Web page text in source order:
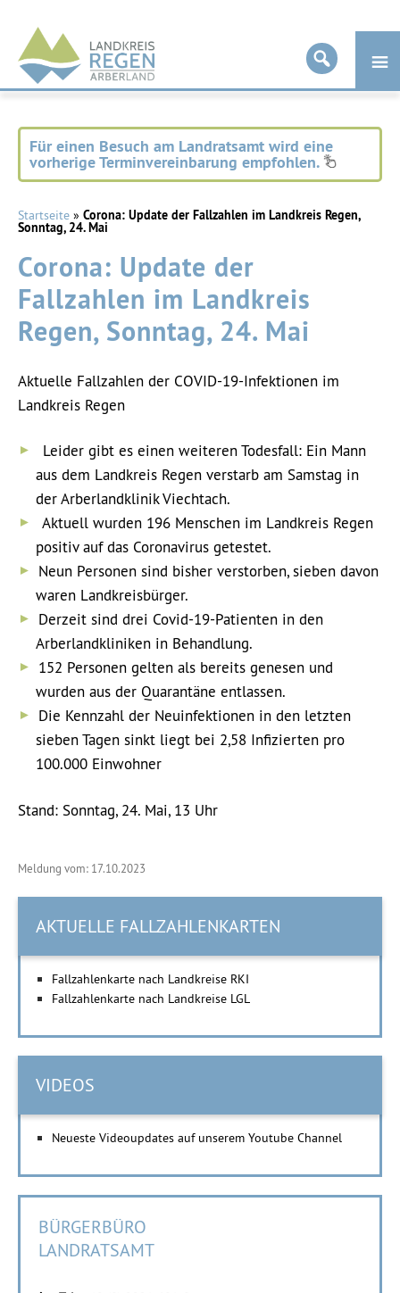
Landkreis
Regen
Für einen Besuch am Landratsamt wird eine
vorherige Terminvereinbarung empfohlen.
Startseite » Corona: Update der Fallzahlen im Landkreis Regen,
Sonntag, 24. Mai
Corona: Update der
Fallzahlen im Landkreis
Regen, Sonntag, 24. Mai
Aktuelle Fallzahlen der COVID-19-Infektionen im
Landkreis Regen
Leider gibt es einen weiteren Todesfall: Ein Mann
aus dem Landkreis Regen verstarb am Samstag in
der Arberlandklinik Viechtach.
Aktuell wurden 196 Menschen im Landkreis Regen
positiv auf das Coronavirus getestet.
Neun Personen sind bisher verstorben, sieben davon
waren Landkreisbürger.
Derzeit sind drei Covid-19-Patienten in den
Arberlandkliniken in Behandlung.
152 Personen gelten als bereits genesen und
wurden aus der Quarantäne entlassen.
Die Kennzahl der Neuinfektionen in den letzten
sieben Tagen sinkt liegt bei 2,58 Infizierten pro
100.000 Einwohner
Stand: Sonntag, 24. Mai, 13 Uhr
Meldung vom: 17.10.2023
AKTUELLE FALLZAHLENKARTEN
Fallzahlenkarte nach Landkreise RKI
Fallzahlenkarte nach Landkreise LGL
VIDEOS
Neueste Videoupdates auf unserem Youtube Channel
BÜRGERBÜRO
LANDRATSAMT